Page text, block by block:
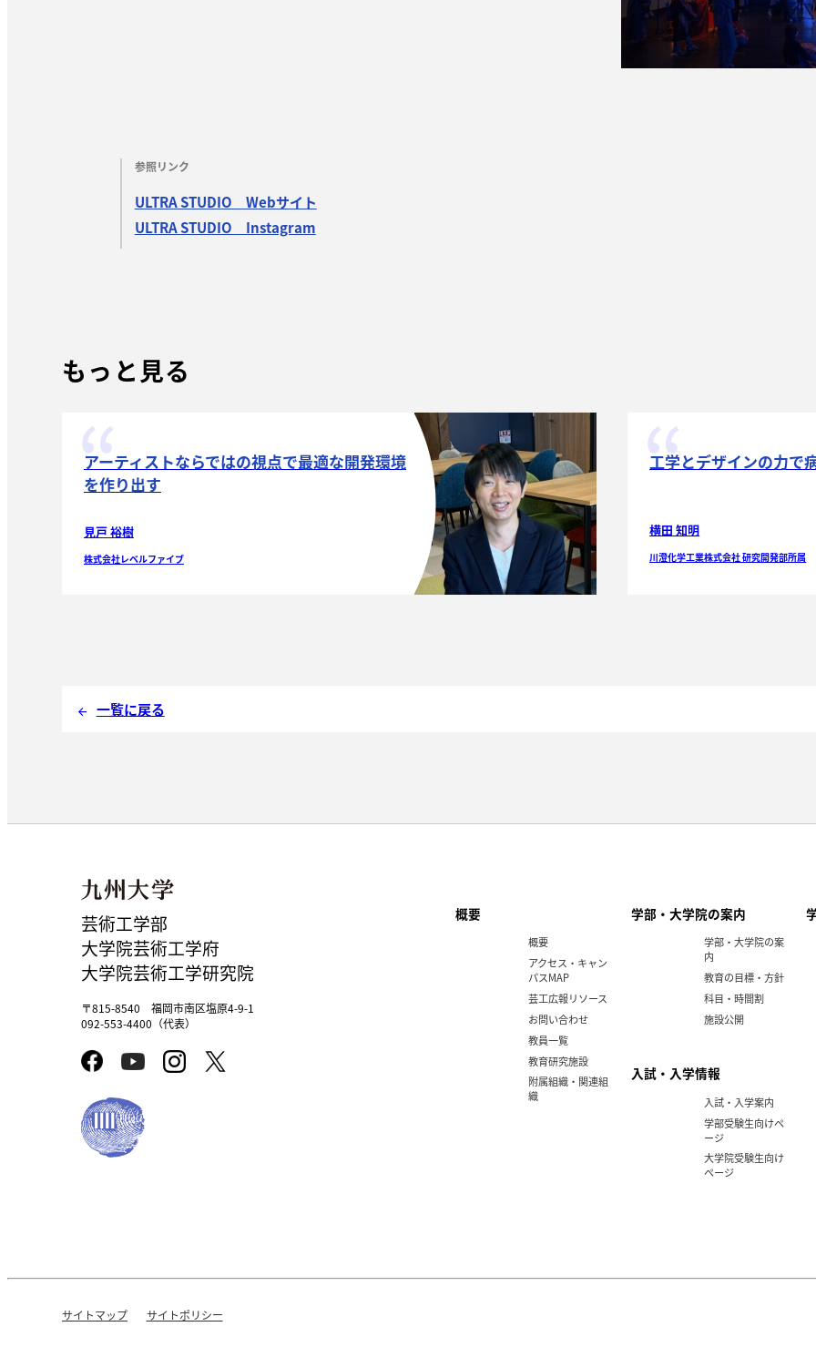
参照リンク
ULTRA STUDIO Webサイト
ULTRA STUDIO Instagram
もっと見る
アーティストならではの視点で最適な開発環境
を作り出す
見戸 裕樹
株式会社レベルファイブ
工学とデザインの力で
横田 知明
川澄化学工業株式会社 研究開発部所属
arrow_back 一覧に戻る
芸術工学部
大学院芸術工学府
大学院芸術工学研究院
〒815-8540 福岡市南区塩原4-9-1
092-553-4400（代表）
概要
概要
アクセス・キャン
パスMAP
芸工広報リソース
お問い合わせ
教員一覧
教育研究施設
附属組織・関連組
織
学部・大学院の案内
学部・大学院の案
内
教育の目標・方針
科目・時間割
施設公開
入試・入学情報
入試・入学案内
学部受験生向けペ
ージ
大学院受験生向け
ページ
サイトマップ サイトポリシー